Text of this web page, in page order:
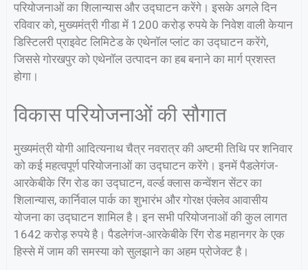
परियोजनाओं का शिलान्यास और उद्घाटन करेंगे। इसके अगले दिन
रविवार को, मुख्यमंत्री गीडा में 1200 करोड़ रुपये के निवेश वाली केयान
डिस्टिलरी प्राइवेट लिमिटेड के एथेनॉल प्लांट का उद्घाटन करेंगे,
जिससे गोरखपुर को एथेनॉल उत्पादन का हब बनाने का मार्ग प्रशस्त
होगा।
विकास परियोजनाओं की सौगात
मुख्यमंत्री योगी आदित्यनाथ चैत्र नवरात्र की अष्टमी तिथि पर शनिवार
को कई महत्वपूर्ण परियोजनाओं का उद्घाटन करेंगे। इनमें पैडलेगंज-
आरकेबीके रिंग रोड का उद्घाटन, वर्ल्ड क्लास कन्वेंशन सेंटर का
शिलान्यास, कार्निवाल पार्क का शुभारंभ और गोरक्ष एंक्लेव आवासीय
योजना का उद्घाटन शामिल है। इन सभी परियोजनाओं की कुल लागत
1642 करोड़ रुपये है। पैडलेगंज-आरकेबीके रिंग रोड महानगर के एक
हिस्से में जाम की समस्या को सुलझाने का अहम प्रोजेक्ट है।